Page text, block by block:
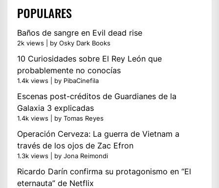
POPULARES
Baños de sangre en Evil dead rise
2k views by Osky Dark Books
10 Curiosidades sobre El Rey León que
probablemente no conocías
1.4k views by PibaCinefila
Escenas post-créditos de Guardianes de la
Galaxia 3 explicadas
1.4k views by Tomas Reyes
Operación Cerveza: La guerra de Vietnam a
través de los ojos de Zac Efron
1.3k views by Jona Reimondi
Ricardo Darín confirma su protagonismo en “El
eternauta” de Netflix